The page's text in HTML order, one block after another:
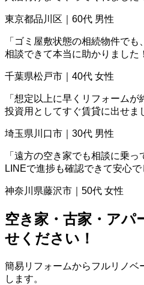
東京都品川区｜60代 男性
「ゴミ屋敷状態の相続物件でも、
相談できて本当に助かりました
千葉県松戸市｜40代 女性
「想定以上に早くリフォームが
投資用としてすぐ賃貸に出せま
埼玉県川口市｜30代 男性
「遠方の空き家でも相談に乗っ
LINEで進捗も確認できて安心で
神奈川県藤沢市｜50代 女性
空き家・古家・アパ
せください！
簡易リフォームからフルリノベ
します。